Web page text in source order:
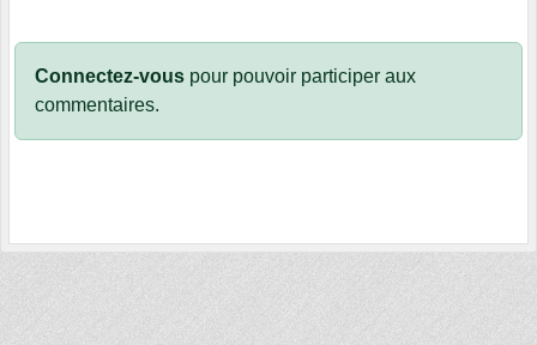
Connectez-vous pour pouvoir participer aux
commentaires.